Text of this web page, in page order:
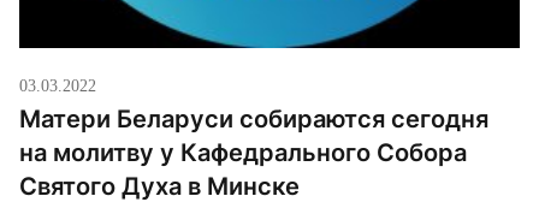
03.03.2022
Матери Беларуси собираются сегодня
на молитву у Кафедрального Собора
Святого Духа в Минске